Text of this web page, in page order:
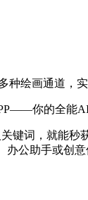
绘画通道，
你的全能AI
键词，就能
助手或创